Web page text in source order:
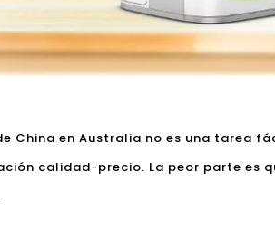
China en Australia no es una tarea
calidad-precio. La peor parte es